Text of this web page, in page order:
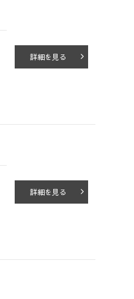
詳細を見る
詳細を見る